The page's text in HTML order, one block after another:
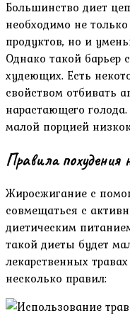
Большинство диет
необходимо не
продуктов, но и
Однако такой барьер
худеющих. Есть
свойством отбивать
нарастающего
малой порцией
Правила похудения
Жиросжигание с
совмещаться с
диетическим
такой диеты будет
лекарственных
несколько правил: